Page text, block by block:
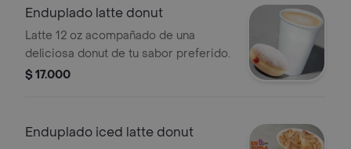
Enduplado latte donut
Latte 12 oz acompañado de una
deliciosa donut de tu sabor preferido.
$ 17.000
Enduplado iced latte donut